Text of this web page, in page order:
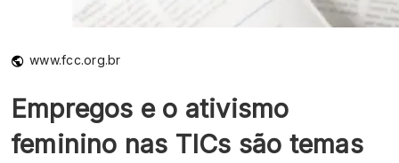
www.fcc.org.br
Empregos e o ativismo
feminino nas TICs são temas